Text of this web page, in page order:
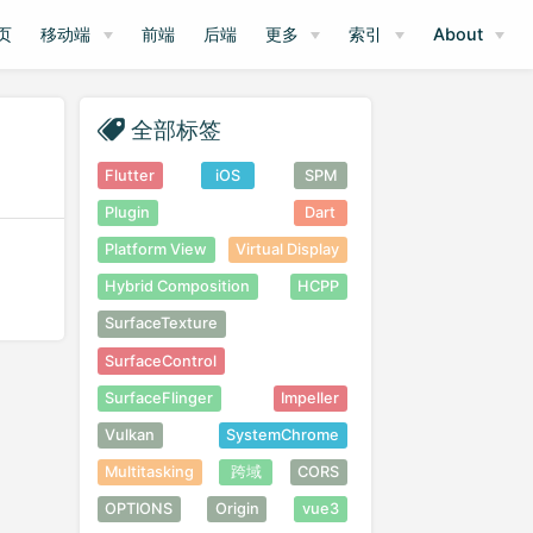
移动端 前端 后端 更多 索引 About
全部标签
Flutter iOS SPM
Plugin Dart
Platform View Virtual Display
Hybrid Composition HCPP
SurfaceTexture
SurfaceControl
SurfaceFlinger Impeller
Vulkan SystemChrome
Multitasking 跨域 CORS
OPTIONS Origin vue3